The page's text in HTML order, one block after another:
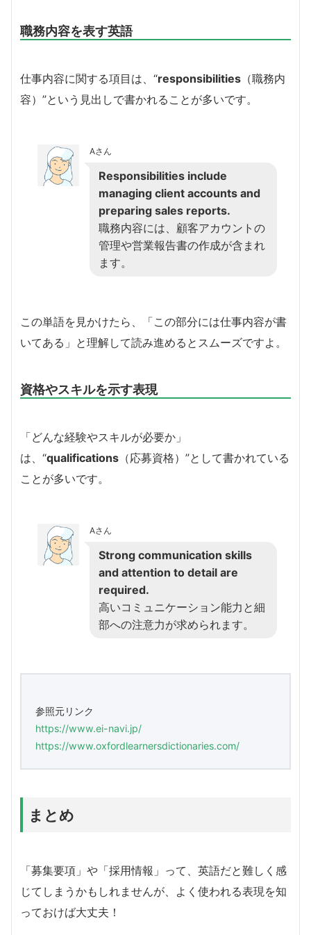
職務内容を表す英語
仕事内容に関する項目は、“responsibilities （職務内
容）”という見出しで書かれることが多いです。
Aさん
Responsibilities include
managing client accounts and
preparing sales reports.
職務内容には、顧客アカウントの
管理や営業報告書の作成が含まれ
ます。
この単語を見かけたら、「この部分には仕事内容が書
いてある」と理解して読み進めるとスムーズですよ。
資格やスキルを示す表現
「どんな経験やスキルが必要か」
は、“qualifications （応募資格）”として書かれている
ことが多いです。
Aさん
Strong communication skills
and attention to detail are
required.
高いコミュニケーション能力と細
部への注意力が求められます。
参照元リンク
https://www.ei-navi.jp/
https://www.oxfordlearnersdictionaries.com/
まとめ
「募集要項」や「採用情報」って、英語だと難しく感
じてしまうかもしれませんが、よく使われる表現を知
っておけば大丈夫！